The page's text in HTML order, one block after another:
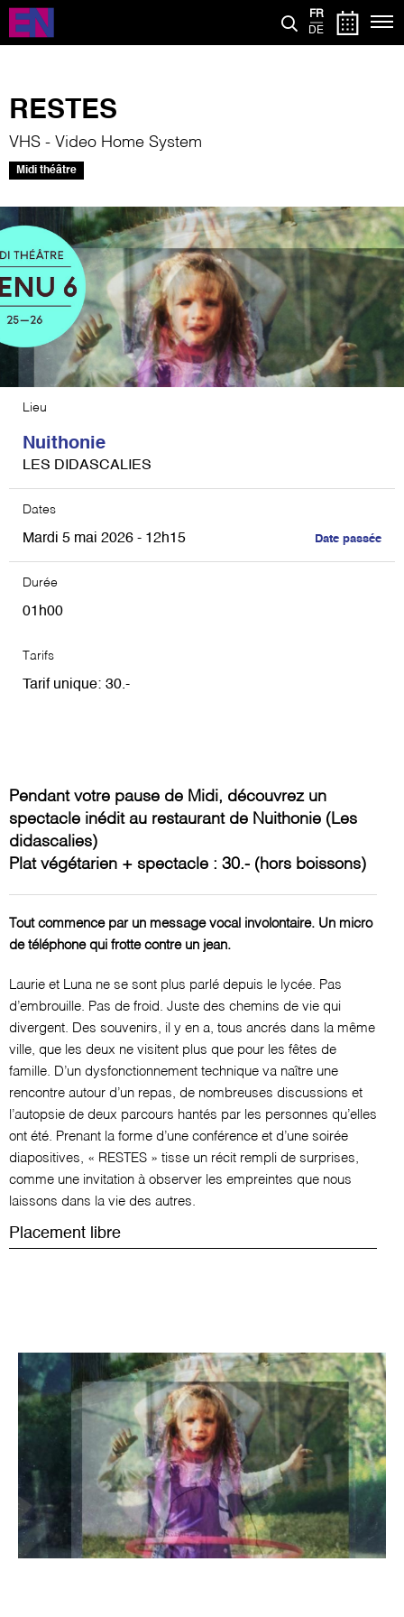
Aller
contenu
FR
DE
RESTES
VHS - Video Home System
Midi théâtre
Lieu
Nuithonie
LES DIDASCALIES
Dates
Mardi 5 mai 2026 - 12h15 Date passée
Durée
01h00
Tarifs
Tarif unique 30
Pendant votre pause de Midi, découvrez un
spectacle inédit au restaurant de Nuithonie (Les
didascalies)
Plat végétarien + spectacle : 30.- (hors boissons)
Tout commence par un message vocal involontaire. Un micro
de téléphone qui frotte contre un jean.
Laurie et Luna ne se sont plus parlé depuis le lycée. Pas
d’embrouille. Pas de froid. Juste des chemins de vie qui
divergent. Des souvenirs, il y en a, tous ancrés dans la même
ville, que les deux ne visitent plus que pour les fêtes de
famille. D’un dysfonctionnement technique va naître une
rencontre autour d’un repas, de nombreuses discussions et
l’autopsie de deux parcours hantés par les personnes qu’elles
ont été. Prenant la forme d’une conférence et d’une soirée
diapositives, « RESTES » tisse un récit rempli de surprises,
comme une invitation à observer les empreintes que nous
laissons dans la vie des autres.
Placement libre
Image